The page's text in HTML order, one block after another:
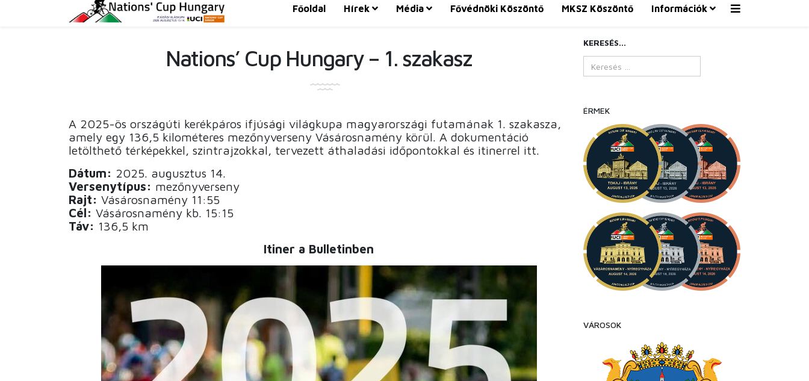
Főoldal Hírek Média Fővédnöki Köszöntő MKSZ Köszöntő Információk
Nations’ Cup Hungary – 1. szakasz
A 2025-ös országúti kerékpáros ifjúsági világkupa magyarországi futamának 1. szakasza,
amely egy 136,5 kilométeres mezőnyverseny Vásárosnamény körül. A dokumentáció
letölthető térképekkel, szintrajzokkal, tervezett áthaladási időpontokkal és itinerrel itt.
Dátum: 2025. augusztus 14.
Versenytípus: mezőnyverseny
Rajt: Vásárosnamény 11:55
Cél: Vásárosnamény kb. 15:15
Táv: 136,5 km
Itiner a Bulletinben
KERESÉS...
ÉRMEK
VÁROSOK